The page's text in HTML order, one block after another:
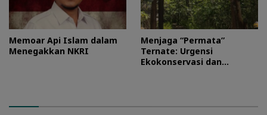
Memoar Api Islam dalam
Menegakkan NKRI
Menjaga “Permata”
Ternate: Urgensi
Ekokonservasi dan